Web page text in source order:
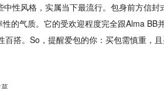
性风格，实属当下最流行。包身前方信
的气质。它的受欢迎程度完全跟Alma BB
搭。So，提醒爱包的你：买包需慎重，且